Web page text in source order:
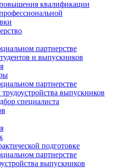
квалификации
партнерстве
и выпускников
партнерстве
выпускников
специалиста
подготовке
партнерстве
выпускников